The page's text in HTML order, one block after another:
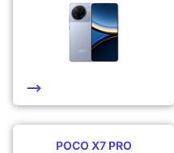
POCO X7 PRO